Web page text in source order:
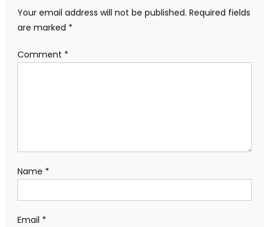
Your email address will not be published. Required fields
are marked *
Comment *
Name *
Email *